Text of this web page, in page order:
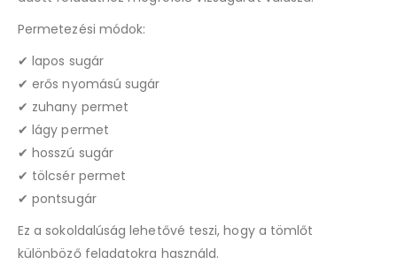
Permetezési módok:
✔ lapos sugár
✔ erős nyomású sugár
✔ zuhany permet
✔ lágy permet
✔ hosszú sugár
✔ tölcsér permet
✔ pontsugár
Ez a sokoldalúság lehetővé teszi, hogy a tömlőt
különböző feladatokra használd.